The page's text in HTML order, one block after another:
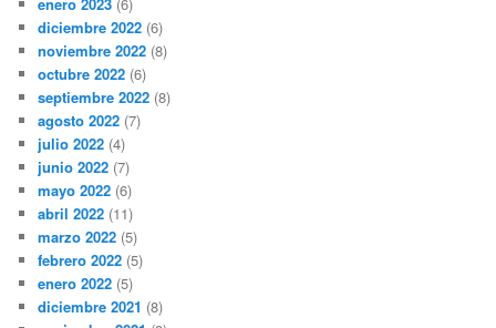
diciembre 2022 (6)
noviembre 2022 (8)
octubre 2022 (6)
septiembre 2022 (8)
agosto 2022 (7)
julio 2022 (4)
junio 2022 (7)
mayo 2022 (6)
abril 2022 (11)
marzo 2022 (5)
febrero 2022 (5)
enero 2022 (5)
diciembre 2021 (8)